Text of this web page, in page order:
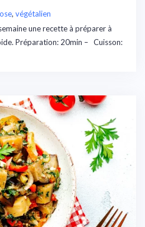
, végétalien
une recette à préparer à
Préparation: 20min – Cuisson: